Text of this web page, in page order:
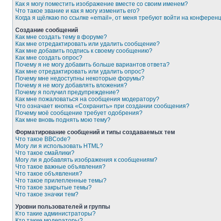
Как я могу поместить изображение вместе со своим именем?
Что такое звание и как я могу изменить его?
Когда я щёлкаю по ссылке «email», от меня требуют войти на
Создание сообщений
Как мне создать тему в форуме?
Как мне отредактировать или удалить сообщение?
Как мне добавить подпись к своему сообщению?
Как мне создать опрос?
Почему я не могу добавить больше вариантов ответа?
Как мне отредактировать или удалить опрос?
Почему мне недоступны некоторые форумы?
Почему я не могу добавлять вложения?
Почему я получил предупреждение?
Как мне пожаловаться на сообщения модератору?
Что означает кнопка «Сохранить» при создании сообщения?
Почему моё сообщение требует одобрения?
Как мне вновь поднять мою тему?
Форматирование сообщений и типы создаваемых тем
Что такое BBCode?
Могу ли я использовать HTML?
Что такое смайлики?
Могу ли я добавлять изображения к сообщениям?
Что такое важные объявления?
Что такое объявления?
Что такое прилепленные темы?
Что такое закрытые темы?
Что такое значки тем?
Уровни пользователей и группы
Кто такие администраторы?